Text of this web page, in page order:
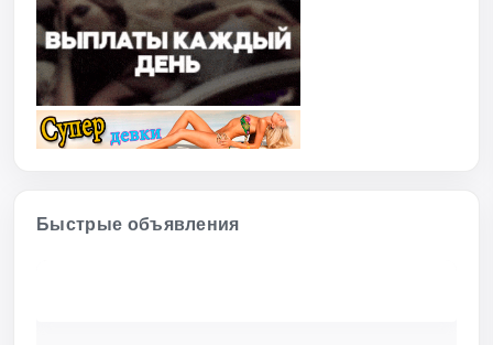
Быстрые объявления